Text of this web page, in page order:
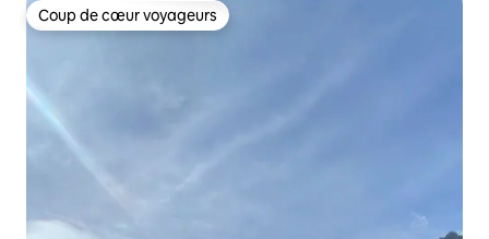
Coup de cœur voyageurs
Coup de cœur voyageurs